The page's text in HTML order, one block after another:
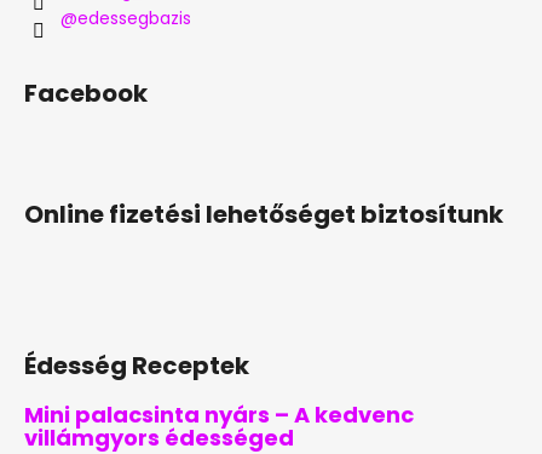
@edessegbazis
Facebook
Online fizetési lehetőséget biztosítunk
Édesség Receptek
Mini palacsinta nyárs – A kedvenc
villámgyors édességed